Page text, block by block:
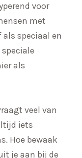
voor
met
speciaal en
als
veel van
iets
Hoe bewaak
je aan bij de